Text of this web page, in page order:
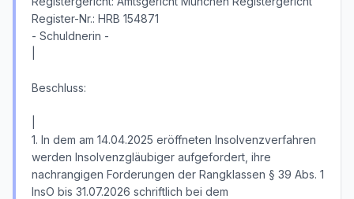
Register-Nr.: HRB 154871
- Schuldnerin -
Beschluss:
1. In dem am 14.04.2025 eröffneten Insolvenzverfahren
werden Insolvenzgläubiger aufgefordert, ihre
nachrangigen Forderungen der Rangklassen § 39 Abs. 1
InsO bis 31.07.2026 schriftlich bei dem